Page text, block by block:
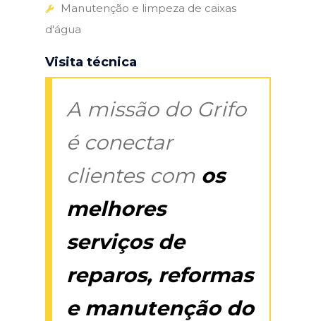
Manutenção e limpeza de caixas
d'água
Visita técnica
A missão do Grifo
é conectar
clientes com os
melhores
serviços de
reparos, reformas
e manutenção do